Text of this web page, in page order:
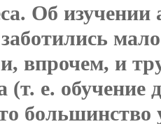
Об
впрочем, и
(т. е.